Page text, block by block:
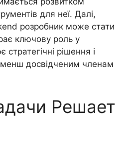
для неї. Далі,
розробник може стати
ключову роль у
стратегічні рішення і
досвідченим членам
Решает